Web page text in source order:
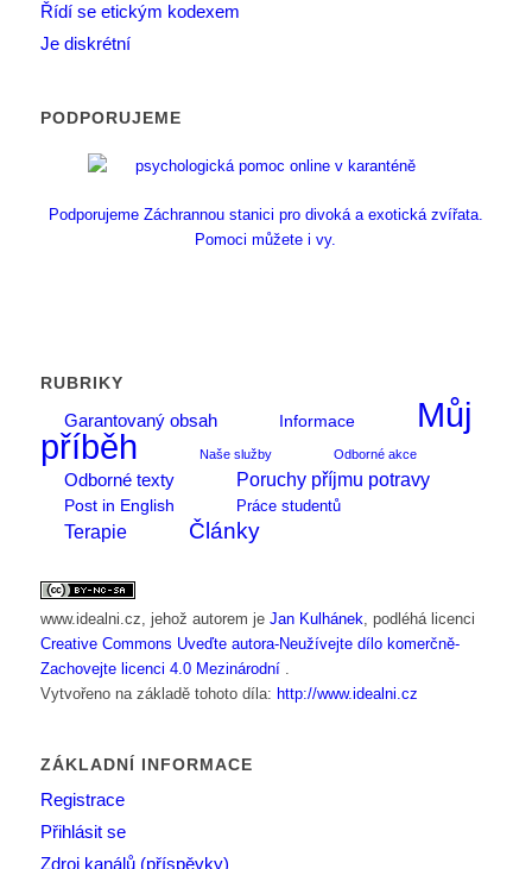
Řídí se etickým kodexem
Je diskrétní
PODPORUJEME
Podporujeme Záchrannou stanici pro divoká a exotická zvířata.
Pomoci můžete i vy.
RUBRIKY
Garantovaný obsah
Informace
Můj
příběh
Naše služby Odborné akce
Odborné texty Poruchy příjmu potravy
Post in English Práce studentů
Terapie Články
www.idealni.cz , jehož autorem je Jan Kulhánek , podléhá licenci
Creative Commons Uveďte autora-Neužívejte dílo komerčně-
Zachovejte licenci 4.0 Mezinárodní
Vytvořeno na základě tohoto díla: http://www.idealni.cz
ZÁKLADNÍ INFORMACE
Registrace
Přihlásit se
Zdroj kanálů (příspěvky)